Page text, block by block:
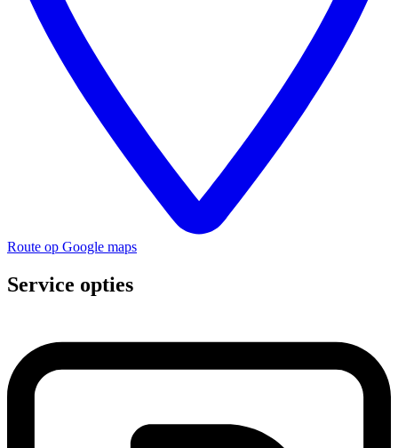
Route op Google maps
Service opties